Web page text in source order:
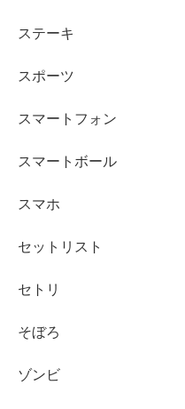
ステーキ
スポーツ
スマートフォン
スマートボール
スマホ
セットリスト
セトリ
そぼろ
ゾンビ